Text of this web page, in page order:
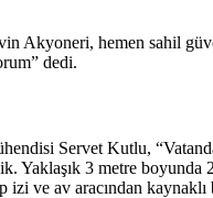
Akyoneri, hemen sahil
dedi.
Servet Kutlu,
Yaklaşık 3 metre
izi ve av aracından